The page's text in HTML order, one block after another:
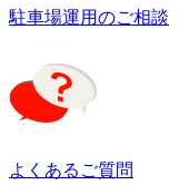
駐車場運用のご相談
よくあるご質問